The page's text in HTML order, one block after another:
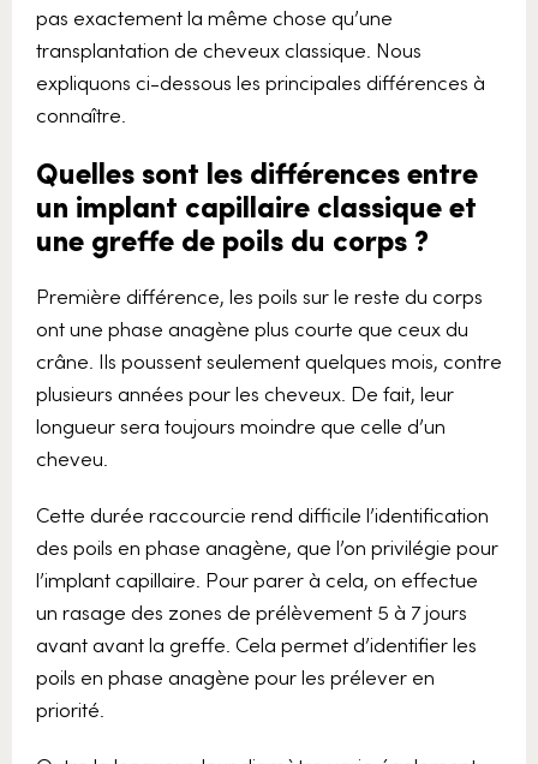
pas exactement la même chose qu’une
transplantation de cheveux classique. Nous
expliquons ci-dessous les principales différences à
connaître.
Quelles sont les différences entre
un implant capillaire classique et
une greffe de poils du corps ?
Première différence, les poils sur le reste du corps
ont une phase anagène plus courte que ceux du
crâne. Ils poussent seulement quelques mois, contre
plusieurs années pour les cheveux. De fait, leur
longueur sera toujours moindre que celle d’un
cheveu.
Cette durée raccourcie rend difficile l’identification
des poils en phase anagène, que l’on privilégie pour
l’implant capillaire. Pour parer à cela, on effectue
un rasage des zones de prélèvement 5 à 7 jours
avant avant la greffe. Cela permet d’identifier les
poils en phase anagène pour les prélever en
priorité.